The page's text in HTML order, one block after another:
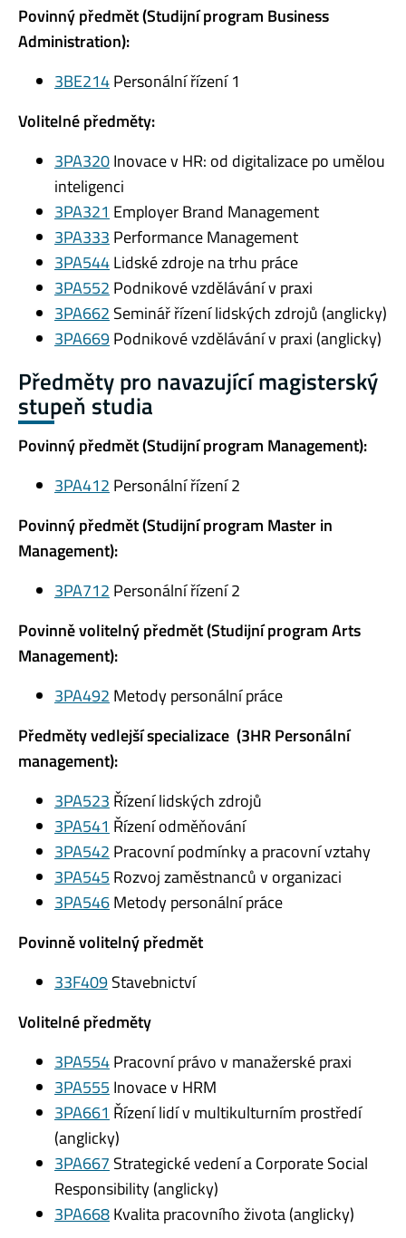
Povinný předmět (Studijní program Business
Administration):
3BE214Personální řízení 1
Volitelné předměty:
3PA320Inovace v HR: od digitalizace po umělou
inteligenci
3PA321 Employer Brand Management
3PA333 Performance Management
3PA544Lidské zdroje na trhu práce
3PA552 Podnikové vzdělávání v praxi
3PA662 Seminář řízení lidských zdrojů (anglicky)
3PA669Podnikové vzdělávání v praxi (anglicky)
Předměty pro navazující magisterský
stupeň studia
Povinný předmět (Studijní program Management):
3PA412 Personální řízení 2
Povinný předmět (Studijní program Master in
Management):
3PA712 Personální řízení 2
Povinně volitelný předmět (Studijní program Arts
Management):
3PA492 Metody personální práce
Předměty vedlejší specializace (3HR Personální
management):
3PA523 Řízení lidských zdrojů
3PA541 Řízení odměňování
3PA542 Pracovní podmínky a pracovní vztahy
3PA545 Rozvoj zaměstnanců v organizaci
3PA546Metody personální práce
Povinně volitelný předmět
33F409Stavebnictví
Volitelné předměty
3PA554Pracovní právo v manažerské praxi
3PA555 Inovace v HRM
3PA661 Řízení lidí v multikulturním prostředí
(anglicky)
3PA667 Strategické vedení a Corporate Social
Responsibility (anglicky)
3PA668Kvalita pracovního života (anglicky)